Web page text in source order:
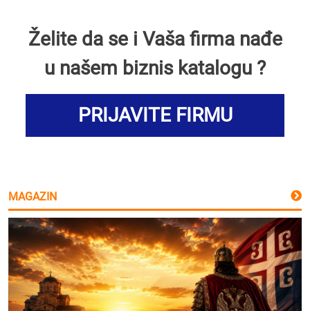
Želite da se i Vaša firma nađe
u našem biznis katalogu ?
PRIJAVITE FIRMU
MAGAZIN